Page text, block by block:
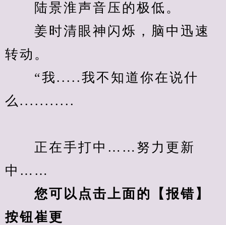
陆景淮声音压的极低。
姜时清眼神闪烁，脑中迅速
转动。
“我.....我不知道你在说什
么...........
正在手打中……努力更新
中……
您可以点击上面的【报错】
按钮崔更